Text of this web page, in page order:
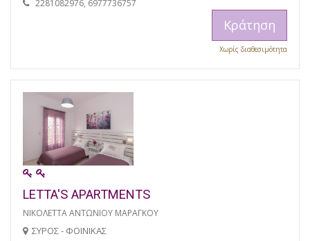
2281082976, 6977736757
Κράτηση
Χωρίς διαθεσιμότητα
LETTA'S APARTMENTS
ΝΙΚΟΛΕΤΤΑ ΑΝΤΩΝΙΟΥ ΜΑΡΑΓΚΟΥ
ΣΥΡΟΣ - ΦΟΙΝΙΚΑΣ